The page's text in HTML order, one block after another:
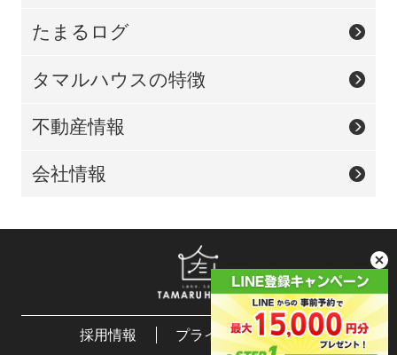
たまるログ
タマルハウスの特徴
不動産情報
会社情報
採用情報 プライバシーポリシー